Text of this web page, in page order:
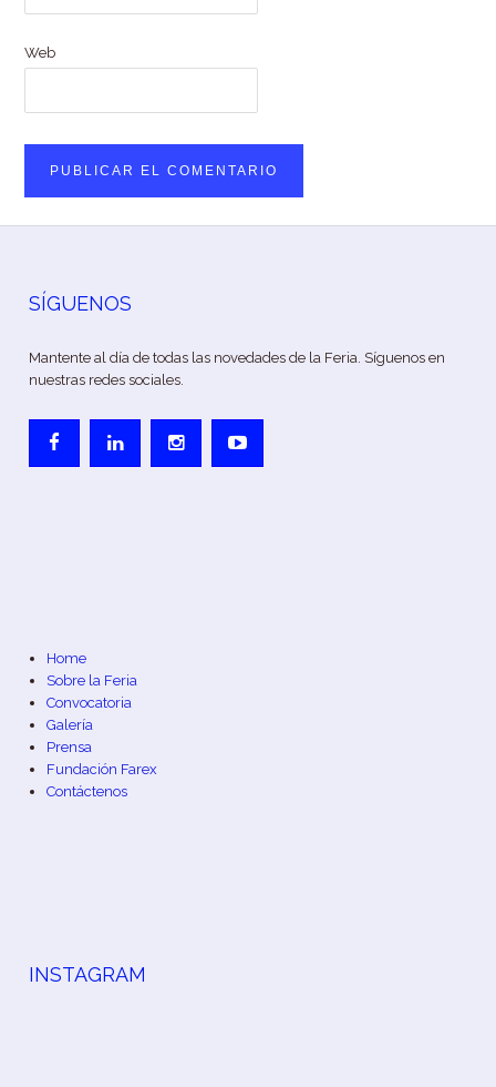
Web
SÍGUENOS
Mantente al día de todas las novedades de la Feria. Síguenos en
nuestras redes sociales.
Home
Sobre la Feria
Convocatoria
Galería
Prensa
Fundación Farex
Contáctenos
INSTAGRAM